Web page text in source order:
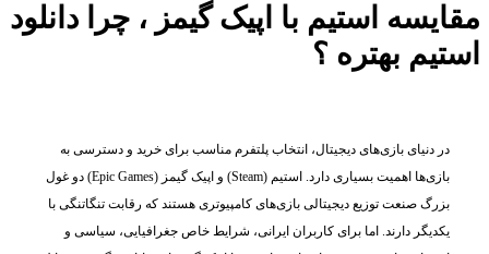
مقایسه استیم با اپیک گیمز ، چرا دانلود
استیم بهتره ؟
در دنیای بازی‌های دیجیتال، انتخاب پلتفرم مناسب برای خرید و دسترسی به
بازی‌ها اهمیت بسیاری دارد. استیم (Steam) و اپیک گیمز (Epic Games) دو غول
بزرگ صنعت توزیع دیجیتالی بازی‌های کامپیوتری هستند که رقابت تنگاتنگی با
یکدیگر دارند. اما برای کاربران ایرانی، شرایط خاص جغرافیایی، سیاسی و